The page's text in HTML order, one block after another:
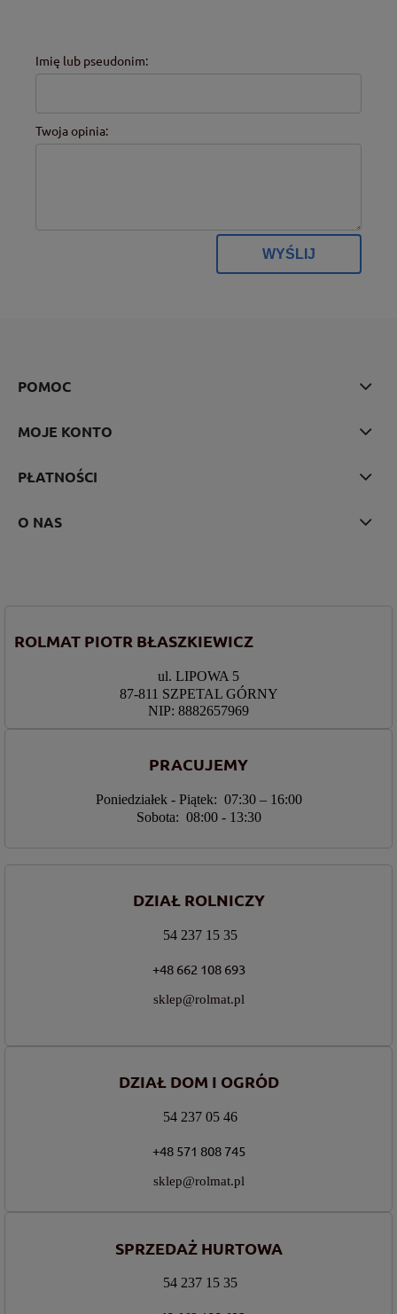
Imię lub pseudonim:
Twoja opinia:
WYŚLIJ
POMOC
MOJE KONTO
PŁATNOŚCI
O NAS
ROLMAT PIOTR BŁASZKIEWICZ
ul. LIPOWA 5
87-811 SZPETAL GÓRNY
NIP: 8882657969
PRACUJEMY
Poniedziałek - Piątek: 07:30 – 16:00
Sobota: 08:00 - 13:30
DZIAŁ ROLNICZY
54 237 15 35
+48 662 108 693
sklep@rolmat.pl
DZIAŁ DOM I OGRÓD
54 237 05 46
+48 571 808 745
sklep@rolmat.pl
SPRZEDAŻ HURTOWA
54 237 15 35